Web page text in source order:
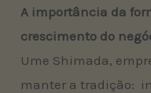
A importância da
crescimento do
Ume Shimada,
manter a tradição: